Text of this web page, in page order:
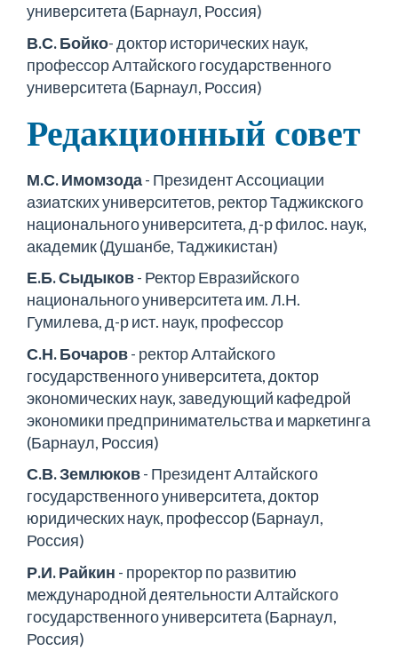
университета (Барнаул, Россия)
В.С. Бойко- доктор исторических наук,
профессор Алтайского государственного
университета (Барнаул, Россия)
Редакционный совет
М.С. Имомзода- Президент Ассоциации
азиатских университетов, ректор Таджикского
национального университета, д-р филос. наук,
академик (Душанбе, Таджикистан)
Е.Б. Сыдыков- Ректор Евразийского
национального университета им. Л.Н.
Гумилева, д-р ист. наук, профессор
С.Н. Бочаров- ректор Алтайского
государственного университета, доктор
экономических наук, заведующий кафедрой
экономики предпринимательства и маркетинга
(Барнаул, Россия)
С.В. Землюков- Президент Алтайского
государственного университета, доктор
юридических наук, профессор (Барнаул,
Россия)
Р.И. Райкин - проректор по развитию
международной деятельности Алтайского
государственного университета (Барнаул,
Россия)